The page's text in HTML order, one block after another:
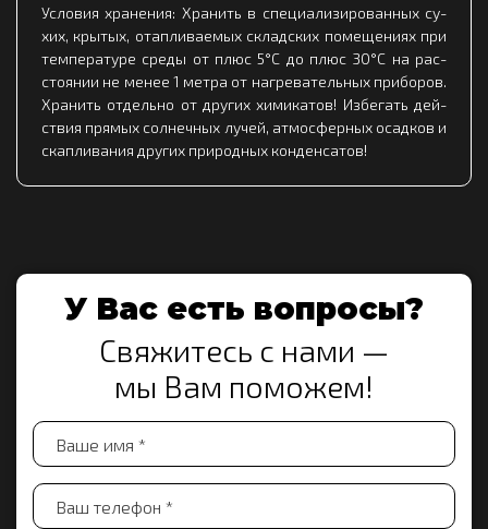
Ус­ло­вия хра­не­ния: Хра­нить в спе­ци­али­зи­ро­ван­ных су­
хих, кры­тых, отап­ли­ва­емых склад­ских по­ме­ще­ни­ях при
тем­пе­ра­ту­ре сре­ды от плюс 5°С до плюс 30°С на рас­
сто­янии не ме­нее 1 мет­ра от наг­ре­ва­тель­ных при­бо­ров.
Хра­нить от­дель­но от дру­гих хи­ми­ка­тов! Из­бе­гать дей­
ствия пря­мых сол­неч­ных лу­чей, ат­мос­фер­ных осад­ков и
скап­ли­ва­ния дру­гих при­род­ных кон­ден­са­тов!
У Вас есть вопросы?
Свяжитесь с нами —
мы Вам поможем!